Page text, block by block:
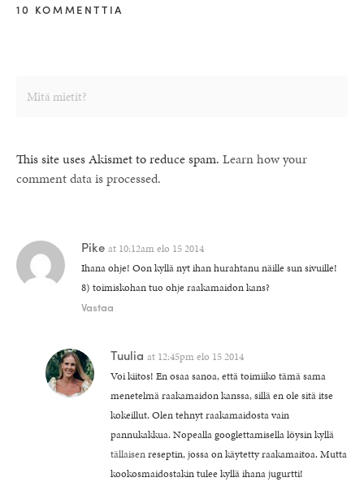
10 KOMMENTTIA
This site uses Akismet to reduce spam. Learn how your
comment data is processed.
Pike at 10:12am elo 15 2014
Ihana ohje! Oon kyllä nyt ihan hurahtanu näille sun sivuille!
8) toimiskohan tuo ohje raakamaidon kans?
Vastaa
Tuulia at 12:45pm elo 15 2014
Voi kiitos! En osaa sanoa, että toimiiko tämä sama
menetelmä raakamaidon kanssa, sillä en ole sitä itse
kokeillut. Olen tehnyt raakamaidosta vain
pannukakkua. Nopealla googlettamisella löysin kyllä
tällaisenreseptin, jossa on käytetty raakamaitoa. Mutta
kookosmaidostakin tulee kyllä ihana jugurtti!